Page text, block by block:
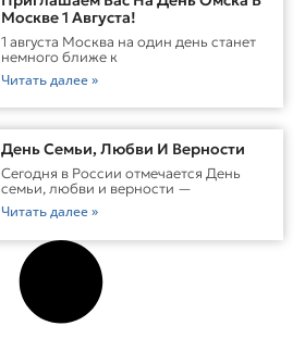
Москве 1 Августа!
1 августа Москва на один день станет
немного ближе к
Читать далее »
День Семьи, Любви И Верности
Сегодня в России отмечается День
семьи, любви и верности —
Читать далее »